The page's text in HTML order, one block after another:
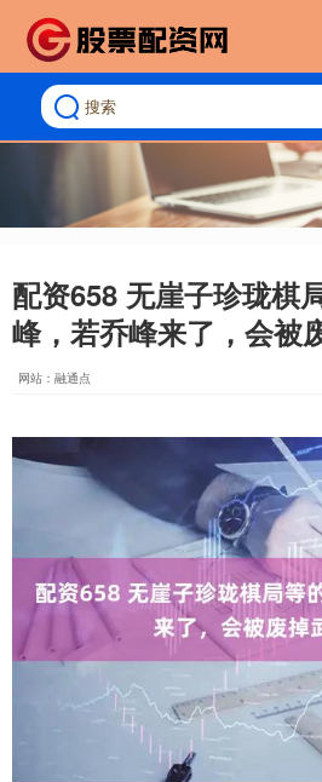
配资658 无崖子珍珑棋
峰，若乔峰来了，会被
网站：融通点